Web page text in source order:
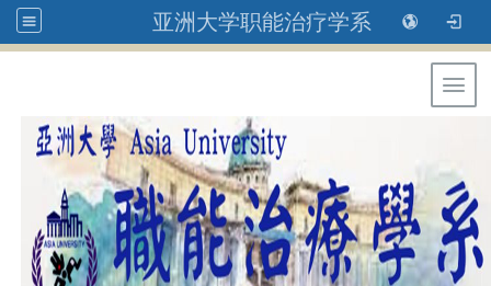
亚洲大学职能治疗学系